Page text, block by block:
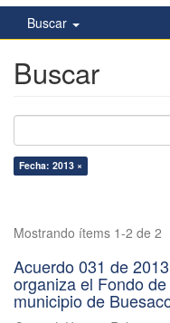
Buscar
Buscar
Fecha: 2013 ×
Mostrando ítems 1-2 de 2
Acuerdo 031 de
organiza el Fondo
municipio de